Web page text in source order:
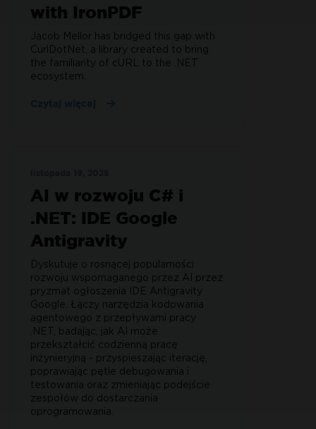
with IronPDF
Jacob Mellor has bridged this gap with
CurlDotNet, a library created to bring
the familiarity of cURL to the .NET
ecosystem.
Czytaj więcej
AI w rozwoju C# i
.NET: IDE Google
Antigravity
Dyskutuje o rosnącej popularności
rozwoju wspomaganego przez AI przez
pryzmat ogłoszenia IDE Antigravity
Google. Łączy narzędzia kodowania
agentowego z przepływami pracy
.NET, badając, jak AI może
przekształcić codzienną pracę
inżynieryjną - przyspieszając iterację,
poprawiając pętle debugowania i
testowania oraz zmieniając podejście
zespołów do dostarczania
oprogramowania.